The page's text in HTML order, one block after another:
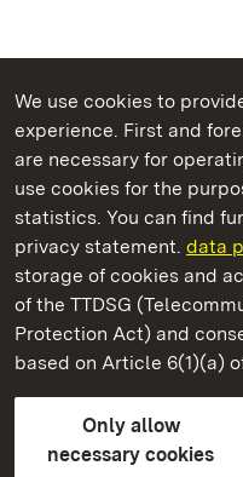
We use cookies to
experience. First and
are necessary for
use cookies for the
statistics. You can find
privacy statement. data
storage of cookies and
of the TTDSG
Protection Act) and
based on Article 6(1)(a)
Only allow
necessary cookies
State Palaces and
Staatliche Schlösser und
State Palaces and
Contact usFAQMasthead